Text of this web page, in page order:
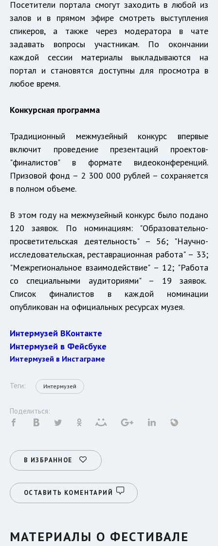
Посетители портала смогут заходить в любой из
залов и в прямом эфире смотреть выступления
спикеров, а также через модератора в чате
задавать вопросы участникам. По окончании
каждой сессии материалы выкладываются на
портал и становятся доступны для просмотра в
любое время.
Конкурсная программа
Традиционный межмузейный конкурс впервые
включит проведение презентаций проектов-
"финалистов" в формате видеоконференций.
Призовой фонд – 2 300 000 рублей – сохраняется
в полном объеме.
В этом году на межмузейный конкурс было подано
120 заявок. По номинациям: "Образовательно-
просветительская деятельность" – 56; "Научно-
исследовательская, реставрационная работа" – 33;
"Межрегиональное взаимодействие" – 12; "Работа
со специальными аудиториями" – 19 заявок.
Список финалистов в каждой номинации
опубликован на официальных ресурсах музея.
Интермузей ВКонтакте
Интермузей в Фейсбуке
Интермузей в Инстаграме
Теги: Интермузей
Поделиться:
В ИЗБРАННОЕ
ОСТАВИТЬ КОМЕНТАРИЙ
МАТЕРИАЛЫ О ФЕСТИВАЛЕ